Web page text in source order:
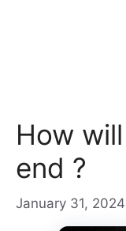
How
end ?
January 31, 2024